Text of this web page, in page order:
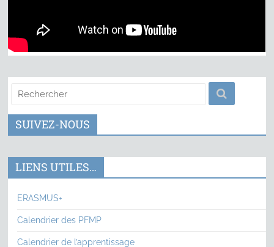
SUIVEZ-NOUS
LIENS UTILES…
ERASMUS+
Calendrier des PFMP
Calendrier de l’apprentissage